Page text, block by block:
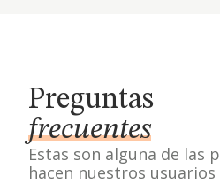
Preguntas
frecuentes
Estas son alguna de las
hacen nuestros usuarios